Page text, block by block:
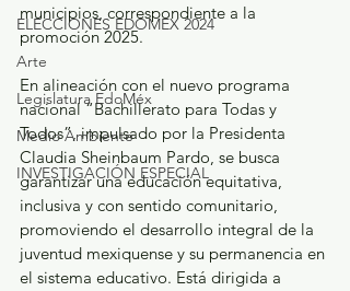
ELECCIONES EDOMEX 2024
Arte
Legislatura EdoMéx
Medio Ambiente
INVESTIGACIÓN ESPECIAL
municipios, correspondiente a la
promoción 2025.
En alineación con el nuevo programa
nacional “Bachillerato para Todas y
Todos”, impulsado por la Presidenta
Claudia Sheinbaum Pardo, se busca
garantizar una educación equitativa,
inclusiva y con sentido comunitario,
promoviendo el desarrollo integral de la
juventud mexiquense y su permanencia en
el sistema educativo. Está dirigida a